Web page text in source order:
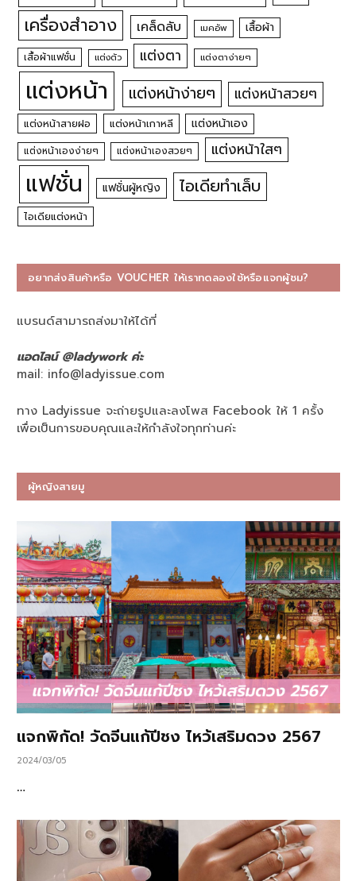
เครื่องสำอาง เคล็ดลับ เมคอัพ เสื้อผ้า
เสื้อผ้าแฟชั่น แต่งตัว แต่งตา แต่งตาง่ายๆ
แต่งหน้า แต่งหน้าง่ายๆ แต่งหน้าสวยๆ
แต่งหน้าสายฝอ แต่งหน้าเกาหลี แต่งหน้าเอง
แต่งหน้าเองง่ายๆ แต่งหน้าเองสวยๆ แต่งหน้าใสๆ
แฟชั่น แฟชั่นผู้หญิง ไอเดียทำเล็บ
ไอเดียแต่งหน้า
อยากส่งสินค้าหรือ VOUCHER ให้เราทดลองใช้หรือแจกผู้ชม?
แบรนด์สามารถส่งมาให้ได้ที่
แอดไลน์ @ladywork ค่ะ
mail: info@ladyissue.com
ทาง Ladyissue จะถ่ายรูปและลงโพส Facebook ให้ 1 ครั้ง
เพื่อเป็นการขอบคุณและให้กำลังใจทุกท่านค่ะ
ผู้หญิงสายมู
แจกพิกัด! วัดจีนแก้ปีชง ไหว้เสริมดวง 2567
2024/03/05
…